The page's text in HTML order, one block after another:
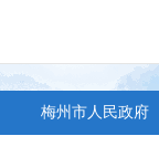
梅州市人民政府